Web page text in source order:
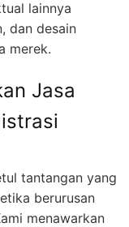
lainnya
dan desain
merek.
Jasa
tantangan yang
berurusan
menawarkan